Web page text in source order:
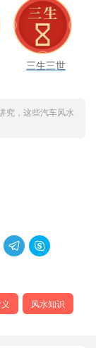
三生三世
究，这些汽车风水
 
风水知识